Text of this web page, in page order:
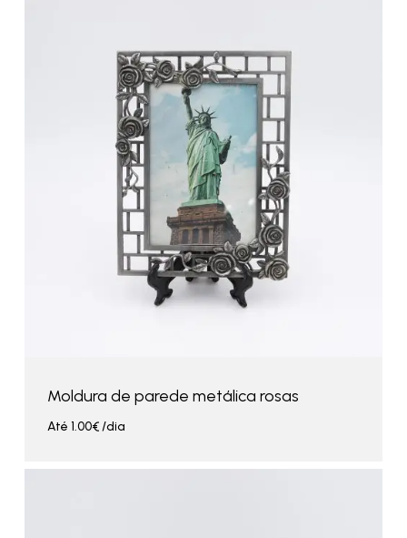
Moldura de parede metálica rosas
Até 1.00€/dia